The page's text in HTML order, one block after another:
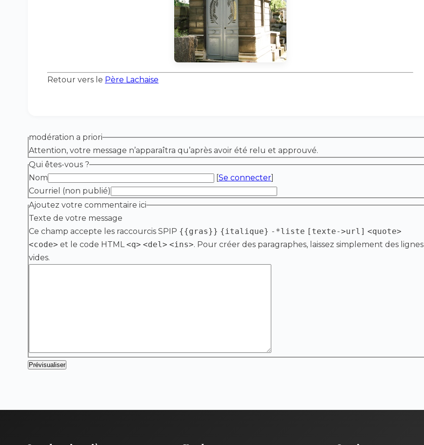
Retour vers le Père Lachaise
modération a priori
Attention, votre message n’apparaîtra qu’après avoir été relu et approuvé.
Qui êtes-vous ?
Nom
[Se connecter]
Courriel (non publié)
Ajoutez votre commentaire ici
Texte de votre message
Ce champ accepte les raccourcis SPIP {{gras}} {italique} -*liste [texte->url] <quote>
<code> et le code HTML<q> <del> <ins>. Pour créer des paragraphes, laissez simplement des lignes
vides.